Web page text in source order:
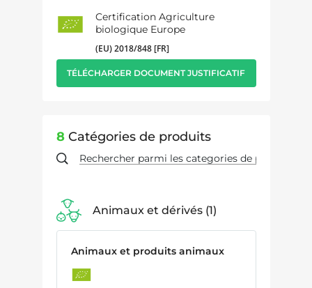
Certification Agriculture
biologique Europe
(EU) 2018/848 [FR]
TÉLÉCHARGER DOCUMENT JUSTIFICATIF
8Catégories de produits
Animaux et dérivés 1
Animaux et produits animaux